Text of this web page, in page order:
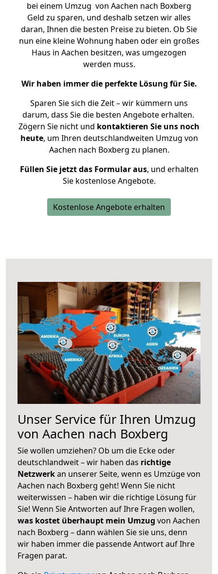
bei einem Umzug von Aachen nach Boxberg
Geld zu sparen, und deshalb setzen wir alles
daran, Ihnen die besten Preise zu bieten. Ob Sie
nun eine kleine Wohnung haben oder ein großes
Haus in Aachen besitzen, was umgezogen
werden muss.
Wir haben immer die perfekte Lösung für Sie.
Sparen Sie sich die Zeit – wir kümmern uns
darum, dass Sie die besten Angebote erhalten.
Zögern Sie nicht und kontaktieren Sie uns noch
heute, um Ihren deutschlandweiten Umzug von
Aachen nach Boxberg zu planen.
Füllen Sie jetzt das Formular aus, und erhalten
Sie kostenlose Angebote.
Kostenlose Angebote erhalten
Unser Service für Ihren Umzug
von Aachen nach Boxberg
Sie wollen umziehen? Ob um die Ecke oder
deutschlandweit – wir haben das richtige
Netzwerkan unserer Seite, wenn es Umzüge von
Aachen nach Boxberg geht! Wenn Sie nicht
weiterwissen – haben wir die richtige Lösung für
Sie! Wenn Sie Antworten auf Ihre Fragen wollen,
was kostet überhaupt mein Umzug von Aachen
nach Boxberg – dann wählen Sie sie uns, denn
wir haben immer die passende Antwort auf Ihre
Fragen parat.